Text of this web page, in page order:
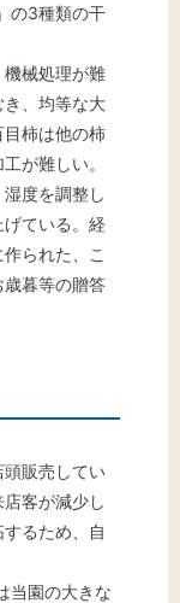
の3種類の干
械処理が難
き、均等な大
目柿は他の柿
が難しい。
度を調整し
ている。経
られた、こ
暮等の贈答
販売してい
客が減少し
るため、自
当園の大きな